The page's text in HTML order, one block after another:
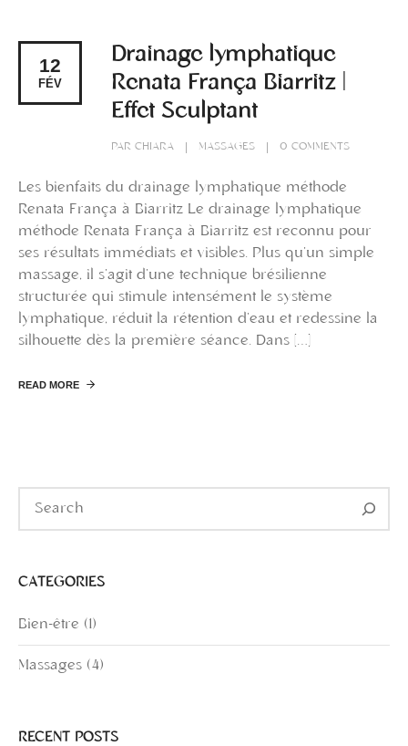
12
FÉV
Drainage lymphatique
Renata França Biarritz |
Effet Sculptant
PAR CHIARA MASSAGES 0 COMMENTS
Les bienfaits du drainage lymphatique méthode
Renata França à Biarritz Le drainage lymphatique
méthode Renata França à Biarritz est reconnu pour
ses résultats immédiats et visibles. Plus qu’un simple
massage, il s’agit d’une technique brésilienne
structurée qui stimule intensément le système
lymphatique, réduit la rétention d’eau et redessine la
silhouette dès la première séance. Dans […]
READ MORE
CATEGORIES
Bien-être (1)
Massages (4)
RECENT POSTS